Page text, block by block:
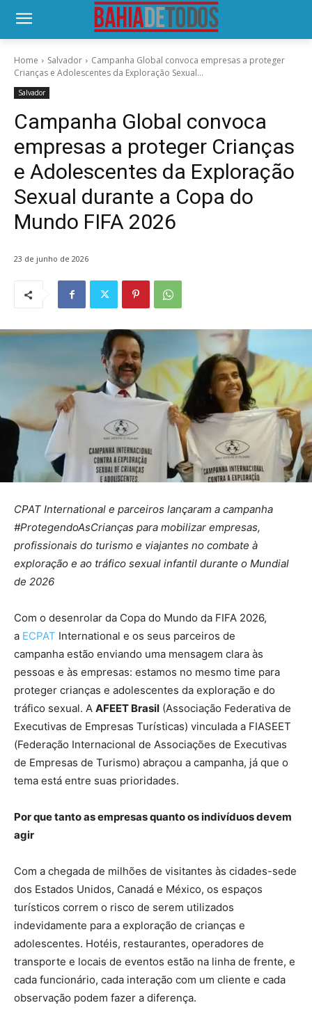
Home Salvador
Campanha Global convoca empresas a proteger
Crianças e Adolescentes da Exploração Sexual...
Salvador
Campanha Global convoca
empresas a proteger Crianças
e Adolescentes da Exploração
Sexual durante a Copa do
Mundo FIFA 2026
23 de junho de 2026
CPAT International e parceiros lançaram a campanha
#ProtegendoAsCrianças para mobilizar empresas,
profissionais do turismo e viajantes no combate à
exploração e ao tráfico sexual infantil durante o Mundial
de 2026
Com o desenrolar da Copa do Mundo da FIFA 2026,
a ECPAT International e os seus parceiros de
campanha estão enviando uma mensagem clara às
pessoas e às empresas: estamos no mesmo time para
proteger crianças e adolescentes da exploração e do
tráfico sexual. A AFEET Brasil (Associação Federativa de
Executivas de Empresas Turísticas) vinculada a FIASEET
(Federação Internacional de Associações de Executivas
de Empresas de Turismo) abraçou a campanha, já que o
tema está entre suas prioridades.
Por que tanto as empresas quanto os indivíduos devem
agir
Com a chegada de milhões de visitantes às cidades-sede
dos Estados Unidos, Canadá e México, os espaços
turísticos correm o risco de serem utilizados
indevidamente para a exploração de crianças e
adolescentes. Hotéis, restaurantes, operadores de
transporte e locais de eventos estão na linha de frente, e
cada funcionário, cada interação com um cliente e cada
observação podem fazer a diferença.